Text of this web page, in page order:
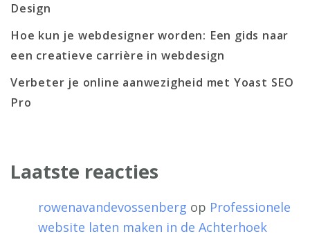
Design
Hoe kun je webdesigner worden: Een gids naar
een creatieve carrière in webdesign
Verbeter je online aanwezigheid met Yoast SEO
Pro
Laatste reacties
rowenavandevossenberg op Professionele
website laten maken in de Achterhoek